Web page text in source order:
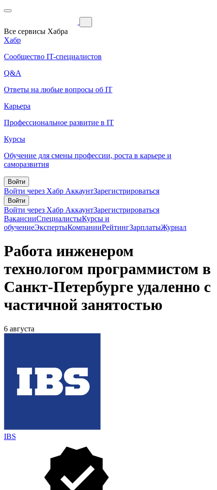
Все сервисы Хабра
Хабр
Сообщество IT-специалистов
Q&A
Ответы на любые вопросы об IT
Карьера
Профессиональное развитие в IT
Курсы
Обучение для смены профессии, роста в карьере и
саморазвития
Войти
Войти через Хабр АккаунтЗарегистрироваться
Войти
Войти через Хабр АккаунтЗарегистрироваться
ВакансииСпециалистыКурсы и
обучениеЭкспертыКомпанииРейтингЗарплатыЖурнал
Работа инженером
технологом программистом в
Санкт-Петербурге удаленно с
частичной занятостью
6 августа
IBS